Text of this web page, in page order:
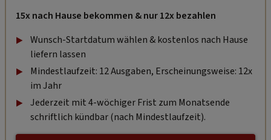
15x nach Hause bekommen & nur 12x bezahlen
Wunsch-Startdatum wählen & kostenlos nach Hause
liefern lassen
Mindestlaufzeit: 12 Ausgaben, Erscheinungsweise: 12x
im Jahr
Jederzeit mit 4-wöchiger Frist zum Monatsende
schriftlich kündbar (nach Mindestlaufzeit).